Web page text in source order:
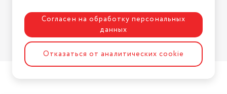
Разработка сайтаASTDESIGN
Согласен на обработку персональных
данных
Отказаться от аналитических cookie